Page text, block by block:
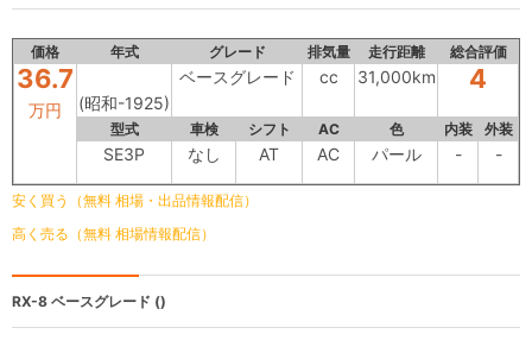
価格 年式 グレード 排気量 走行距離 総合評価
36.7
万円 (昭和-1925)
ベースグレード cc 31,000km 4
型式 車検 シフト AC 色 内装 外装
SE3P なし AT AC パール - -
安く買う（無料 相場・出品情報配信）
高く売る（無料 相場情報配信）
RX-8 ベースグレード ()